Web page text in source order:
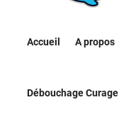
Accueil A propos
Débouchage Curage